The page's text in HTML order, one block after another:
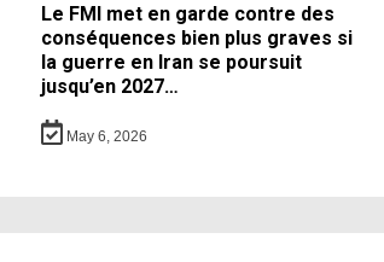
Le FMI met en garde contre des
conséquences bien plus graves si
la guerre en Iran se poursuit
jusqu’en 2027…
May 6, 2026